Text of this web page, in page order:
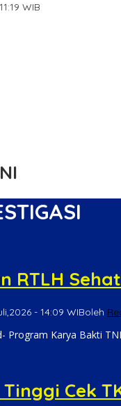
WIB
RTLH
- 14:09 WIBoleh
Program Karya Bakti
Tinggi Cek